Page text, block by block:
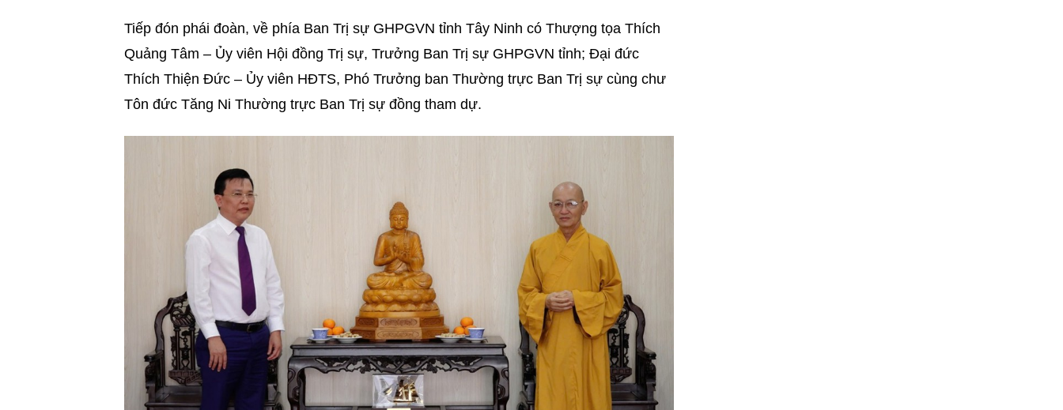
Tiếp đón phái đoàn, về phía Ban Trị sự GHPGVN tỉnh Tây Ninh có Thượng tọa Thích
Quảng Tâm – Ủy viên Hội đồng Trị sự, Trưởng Ban Trị sự GHPGVN tỉnh; Đại đức
Thích Thiện Đức – Ủy viên HĐTS, Phó Trưởng ban Thường trực Ban Trị sự cùng chư
Tôn đức Tăng Ni Thường trực Ban Trị sự đồng tham dự.